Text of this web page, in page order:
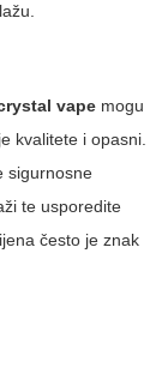
vape mogu
kvalitete i opasni.
sigurnosne
te usporedite
često je znak